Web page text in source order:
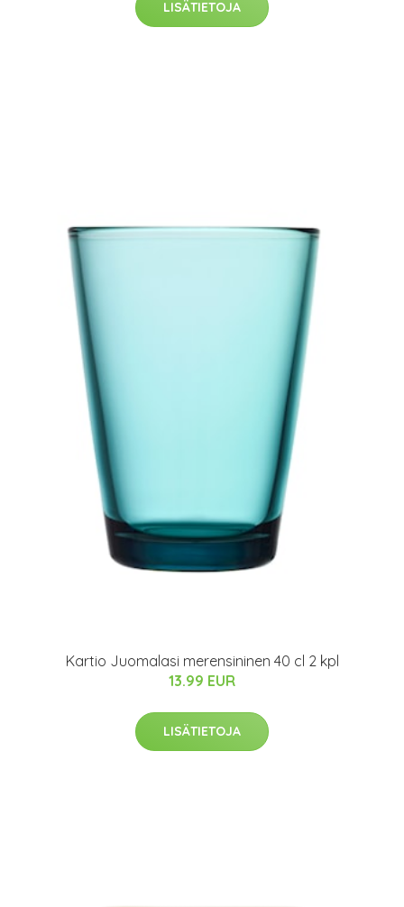
LISÄTIETOJA
Kartio Juomalasi merensininen 40 cl 2 kpl
13.99 EUR
LISÄTIETOJA